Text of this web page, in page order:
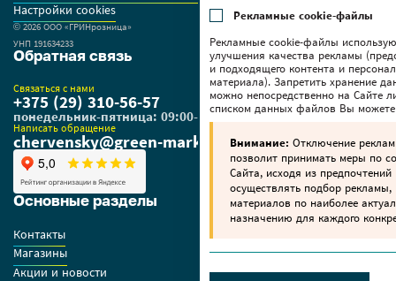
Настройки cookies
© 2026 OOO «ГРИНрозница»
УНП 191634233
Основные разделы
Контакты
Магазины
Акции и новости
Обратная связь
Связаться с нами
+375 (29) 310-56-57
понедельник-пятница: 09:00-18:00
Написать обращение
chervensky@green-market.by
Рекламные cookie-файлы
Рекламные cookie-файлы
улучшения качества рекламы
и подходящего контента и
материала). Запретить хранение
можно непосредственно на Сайте
списком данных файлов Вы
Внимание: Отключение
позволит принимать меры по
Сайта, исходя из
осуществлять подбор
материалов по наиболее
назначению для каждого